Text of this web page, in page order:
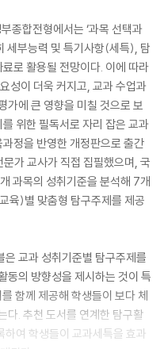
종합전형에서는 ‘과목 선택과
세부능력 및 특기사항(세특), 탐
로 활용될 전망이다. 이에 따라
성이 더욱 커지고, 교과 수업과
가에 큰 영향을 미칠 것으로 보
위한 필독서로 자리 잡은 교과
정을 반영한 개정판으로 출간
가 교사가 직접 집필했으며, 국
과목의 성취기준을 분석해 7개
육)별 맞춤형 탐구주제를 제공
교과 성취기준별 탐구주제를
동의 방향성을 제시하는 것이 특
함께 제공해 학생들이 보다 체
다. 추천 도서를 연계한 탐구활
하여 학생들이 교과세특을 효과